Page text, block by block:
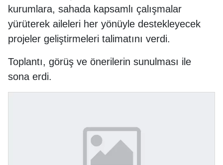
kurumlara, sahada kapsamlı çalışmalar
yürüterek aileleri her yönüyle destekleyecek
projeler geliştirmeleri talimatını verdi.
Toplantı, görüş ve önerilerin sunulması ile
sona erdi.